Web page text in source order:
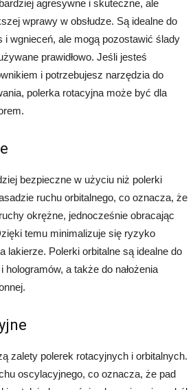
agresywne i skuteczne, ale
wprawy w obsłudze. Są idealne do
i wgnieceń, ale mogą pozostawić ślady
prawidłowo. Jeśli jesteś
i potrzebujesz narzędzia do
polerka rotacyjna może być dla
bezpieczne w użyciu niż polerki
ruchu orbitalnego, co oznacza, że
okrężne, jednocześnie obracając
temu minimalizuje się ryzyko
lakierze. Polerki orbitalne są idealne do
a także do nałożenia
zalety polerek rotacyjnych i orbitalnych.
oscylacyjnego, co oznacza, że pad